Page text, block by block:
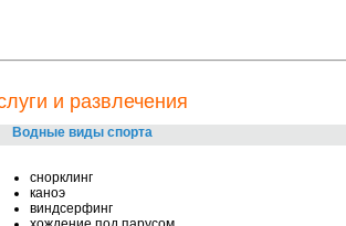
и развлечения
Водные виды спорта
снорклинг
каноэ
виндсерфинг